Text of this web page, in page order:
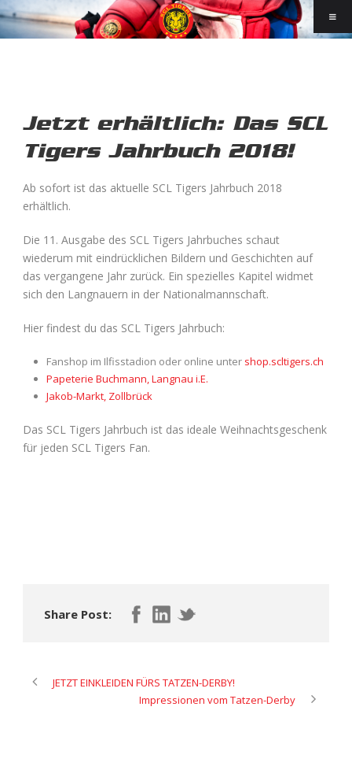
Jetzt erhältlich: Das SCL
Tigers Jahrbuch 2018!
Ab sofort ist das aktuelle SCL Tigers Jahrbuch 2018
erhältlich.
Die 11. Ausgabe des SCL Tigers Jahrbuches schaut
wiederum mit eindrücklichen Bildern und Geschichten auf
das vergangene Jahr zurück. Ein spezielles Kapitel widmet
sich den Langnauern in der Nationalmannschaft.
Hier findest du das SCL Tigers Jahrbuch:
Fanshop im Ilfisstadion oder online unter shop.scltigers.ch
Papeterie Buchmann, Langnau i.E.
Jakob-Markt, Zollbrück
Das SCL Tigers Jahrbuch ist das ideale Weihnachtsgeschenk
für jeden SCL Tigers Fan.
Share Post:
JETZT EINKLEIDEN FÜRS TATZEN-DERBY!
Impressionen vom Tatzen-Derby